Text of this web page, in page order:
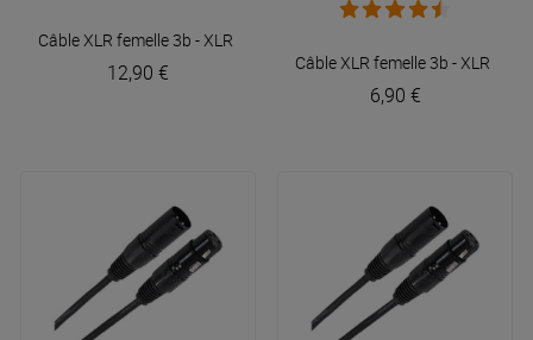
Câble XLR femelle 3b - XLR mâle 3b 10m Easy
12,90 € Câble XLR femelle 3b - XLR
6,90 €